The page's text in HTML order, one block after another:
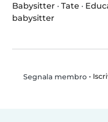
Babysitter · Tate ·
babysitter
Segnala membro•